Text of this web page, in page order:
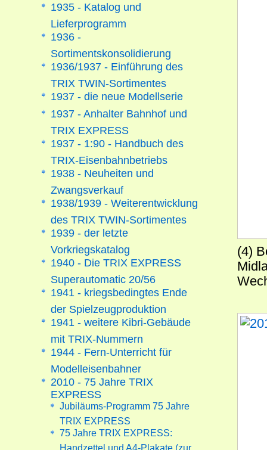
(4)
1935 - Katalog und
Lieferprogramm
1936 -
Sortimentskonsolidierung
1936/1937 - Einführung des
TRIX TWIN-Sortimentes
1937 - die neue Modellserie
1937 - Anhalter Bahnhof und
TRIX EXPRESS
1937 - 1:90 - Handbuch des
TRIX-Eisenbahnbetriebs
1938 - Neuheiten und
Zwangsverkauf
1938/1939 - Weiterentwicklung
des TRIX TWIN-Sortimentes
1939 - der letzte
Vorkriegskatalog
1940 - Die TRIX EXPRESS
Superautomatic 20/56
1941 - kriegsbedingtes Ende
der Spielzeugproduktion
1941 - weitere Kibri-Gebäude
mit TRIX-Nummern
1944 - Fern-Unterricht für
Modelleisenbahner
2010 - 75 Jahre TRIX
EXPRESS
Jubiläums-Programm 75 Jahre
TRIX EXPRESS
75 Jahre TRIX EXPRESS:
Handzettel und A4-Plakate (zur